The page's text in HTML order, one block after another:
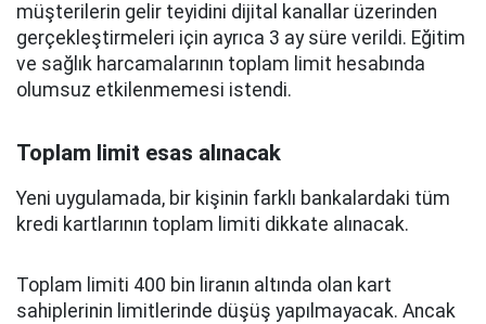
müşterilerin gelir teyidini dijital kanallar üzerinden
gerçekleştirmeleri için ayrıca 3 ay süre verildi. Eğitim
ve sağlık harcamalarının toplam limit hesabında
olumsuz etkilenmemesi istendi.
Toplam limit esas alınacak
Yeni uygulamada, bir kişinin farklı bankalardaki tüm
kredi kartlarının toplam limiti dikkate alınacak.
Toplam limiti 400 bin liranın altında olan kart
sahiplerinin limitlerinde düşüş yapılmayacak. Ancak